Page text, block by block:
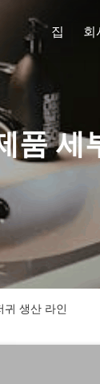
집 회
품 세
귀 생산 라인